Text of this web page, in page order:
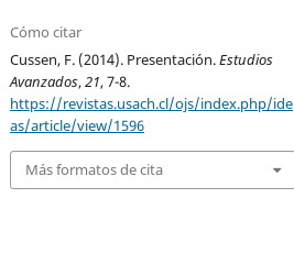
Cómo citar
Cussen, F. (2014). Presentación.Estudios
Avanzados,21, 7-8.
https://revistas.usach.cl/ojs/index.php/ide
as/article/view/1596
Más formatos de cita